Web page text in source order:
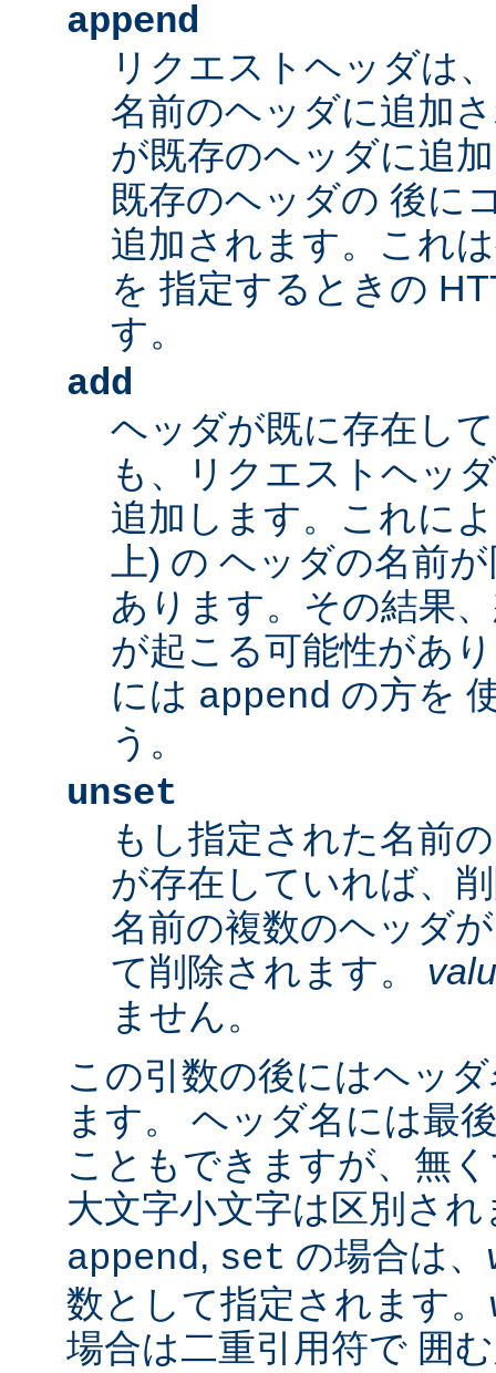
append
リクエストヘッダは
名前のヘッダに追加
が既存のヘッダに追
既存のヘッダの 後に
追加されます。これ
を 指定するときの
す。
add
ヘッダが既に存在し
も、リクエストヘッ
追加します。これに
上) の ヘッダの名前
あります。その結果
が起こる可能性があ
には append の方を
う。
unset
もし指定された名前
が存在していれば、
名前の複数のヘッダ
て削除されます。
ません。
この引数の後にはヘッ
ます。 ヘッダ名には最
こともできますが、無
大文字小文字は区別さ
append, set の場合は、
数として指定されます。
場合は二重引用符で 囲